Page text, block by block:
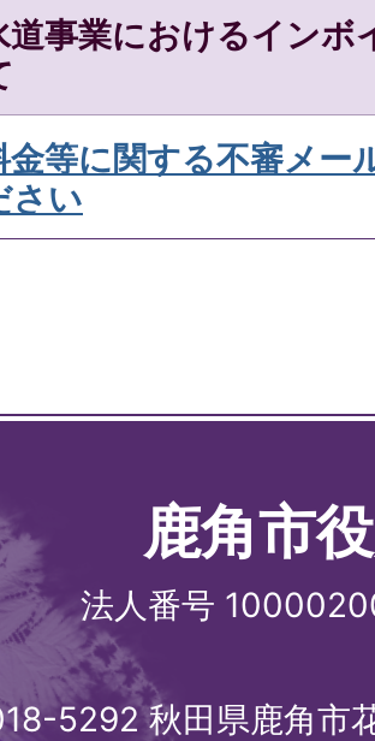
道事業におけるインボ
金等に関する不審メー
さい
鹿角市
法人番号
5292 秋田県鹿角市